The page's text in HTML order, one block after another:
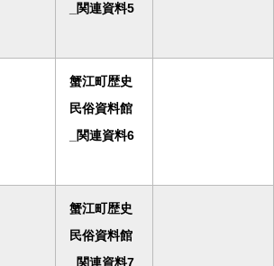
_関連資料5
蟹江町歴史
民俗資料館
_関連資料6
蟹江町歴史
民俗資料館
_関連資料7